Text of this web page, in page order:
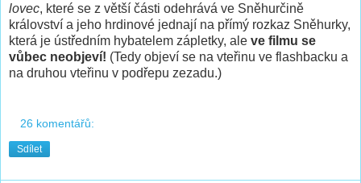
lovec, které se z větší části odehrává ve Sněhurčině
království a jeho hrdinové jednají na přímý rozkaz Sněhurky,
která je ústředním hybatelem zápletky, ale ve filmu se
vůbec neobjeví! (Tedy objeví se na vteřinu ve flashbacku a
na druhou vteřinu v podřepu zezadu.)
26 komentářů:
Sdílet